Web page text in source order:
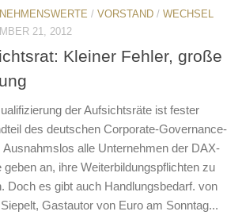
/ VORSTAND / WECHSEL
21, 2012
Kleiner Fehler, große
der Aufsichtsräte ist fester
des deutschen Corporate-Governance-
Ausnahmslos alle Unternehmen der DAX-
geben an, ihre Weiterbildungspflichten zu
Doch es gibt auch Handlungsbedarf. von
Gastautor von Euro am Sonntag...